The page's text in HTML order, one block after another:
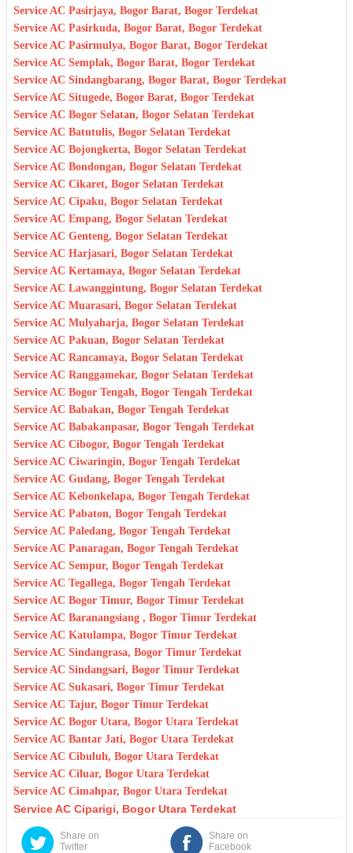
Service AC Pasirjaya, Bogor Barat, Bogor Terdekat
Service AC Pasirkuda, Bogor Barat, Bogor Terdekat
Service AC Pasirmulya, Bogor Barat, Bogor Terdekat
Service AC Semplak, Bogor Barat, Bogor Terdekat
Service AC Sindangbarang, Bogor Barat, Bogor Terdekat
Service AC Situgede, Bogor Barat, Bogor Terdekat
Service AC Bogor Selatan, Bogor Selatan Terdekat
Service AC Batutulis, Bogor Selatan Terdekat
Service AC Bojongkerta, Bogor Selatan Terdekat
Service AC Bondongan, Bogor Selatan Terdekat
Service AC Cikaret, Bogor Selatan Terdekat
Service AC Cipaku, Bogor Selatan Terdekat
Service AC Empang, Bogor Selatan Terdekat
Service AC Genteng, Bogor Selatan Terdekat
Service AC Harjasari, Bogor Selatan Terdekat
Service AC Kertamaya, Bogor Selatan Terdekat
Service AC Lawanggintung, Bogor Selatan Terdekat
Service AC Muarasari, Bogor Selatan Terdekat
Service AC Mulyaharja, Bogor Selatan Terdekat
Service AC Pakuan, Bogor Selatan Terdekat
Service AC Rancamaya, Bogor Selatan Terdekat
Service AC Ranggamekar, Bogor Selatan Terdekat
Service AC Bogor Tengah, Bogor Tengah Terdekat
Service AC Babakan, Bogor Tengah Terdekat
Service AC Babakanpasar, Bogor Tengah Terdekat
Service AC Cibogor, Bogor Tengah Terdekat
Service AC Ciwaringin, Bogor Tengah Terdekat
Service AC Gudang, Bogor Tengah Terdekat
Service AC Kebonkelapa, Bogor Tengah Terdekat
Service AC Pabaton, Bogor Tengah Terdekat
Service AC Paledang, Bogor Tengah Terdekat
Service AC Panaragan, Bogor Tengah Terdekat
Service AC Sempur, Bogor Tengah Terdekat
Service AC Tegallega, Bogor Tengah Terdekat
Service AC Bogor Timur, Bogor Timur Terdekat
Service AC Baranangsiang , Bogor Timur Terdekat
Service AC Katulampa, Bogor Timur Terdekat
Service AC Sindangrasa, Bogor Timur Terdekat
Service AC Sindangsari, Bogor Timur Terdekat
Service AC Sukasari, Bogor Timur Terdekat
Service AC Tajur, Bogor Timur Terdekat
Service AC Bogor Utara, Bogor Utara Terdekat
Service AC Bantar Jati, Bogor Utara Terdekat
Service AC Cibuluh, Bogor Utara Terdekat
Service AC Ciluar, Bogor Utara Terdekat
Service AC Cimahpar, Bogor Utara Terdekat
Service AC Ciparigi, Bogor Utara Terdekat
Share on
Facebook
Share on
Twitter